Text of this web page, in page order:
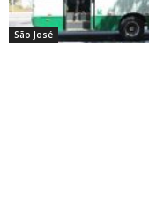
São José